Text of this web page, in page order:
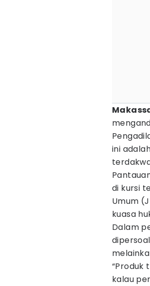
ini
di kursi
Umum
kuasa
Dalam
“Produk
kalau